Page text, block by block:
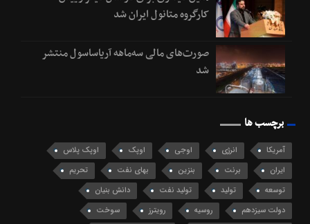
کارگروه متانول ایران شد
صورت‌های مالی سه‌ماهه آریاساسول منتشر
شد
برچسب ها
آمریکا انرژی اوجی اوپک
اوپک پلاس
ایران
برنت بنزین بهای نفت
تحریم
توسعه
تولید تولید نفت
دانش بنیان
دولت سیزدهم
روسیه رویترز
سوخت